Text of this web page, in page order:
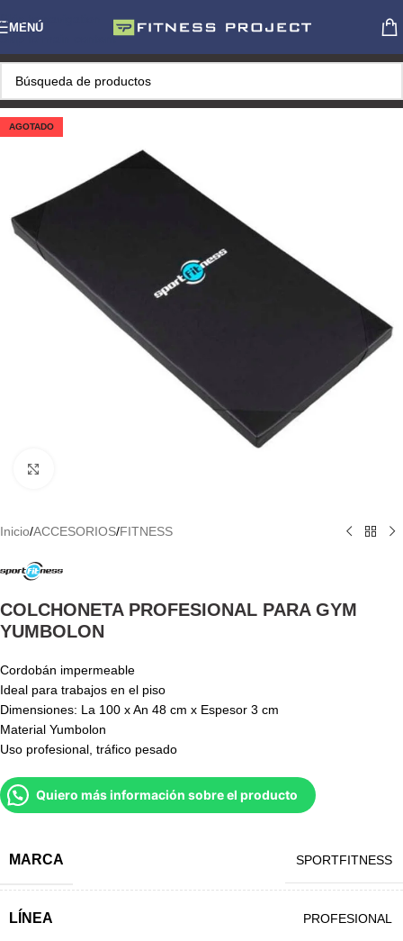
Skip to navigation
Skip to main content
MENÚ
AGOTADO
Inicio/ACCESORIOS/FITNESS
COLCHONETA PROFESIONAL PARA GYM
YUMBOLON
Cordobán impermeable
Ideal para trabajos en el piso
Dimensiones: La 100 x An 48 cm x Espesor 3 cm
Material Yumbolon
Uso profesional, tráfico pesado
Quiero más información sobre el producto
MARCA SPORTFITNESS
LÍNEA PROFESIONAL